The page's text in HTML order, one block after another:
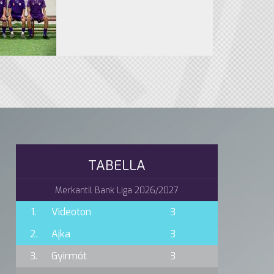
TABELLA
Merkantil Bank Liga 2026/2027
1. Videoton
3
2.
Ajka
3
3.
Gyirmót
3